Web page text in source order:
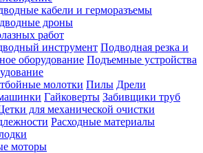
кабели и герморазъемы
дроны
работ
инструмент Подводная резка и
оборудование Подъемные устройства
молотки Пилы Дрели
Гайковерты Забивщики труб
для механической очистки
Расходные материалы
моторы